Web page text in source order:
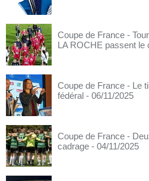
Coupe de France -
LA ROCHE passent le
Coupe de France - Le
fédéral - 06/11/2025
Coupe de France -
cadrage - 04/11/2025